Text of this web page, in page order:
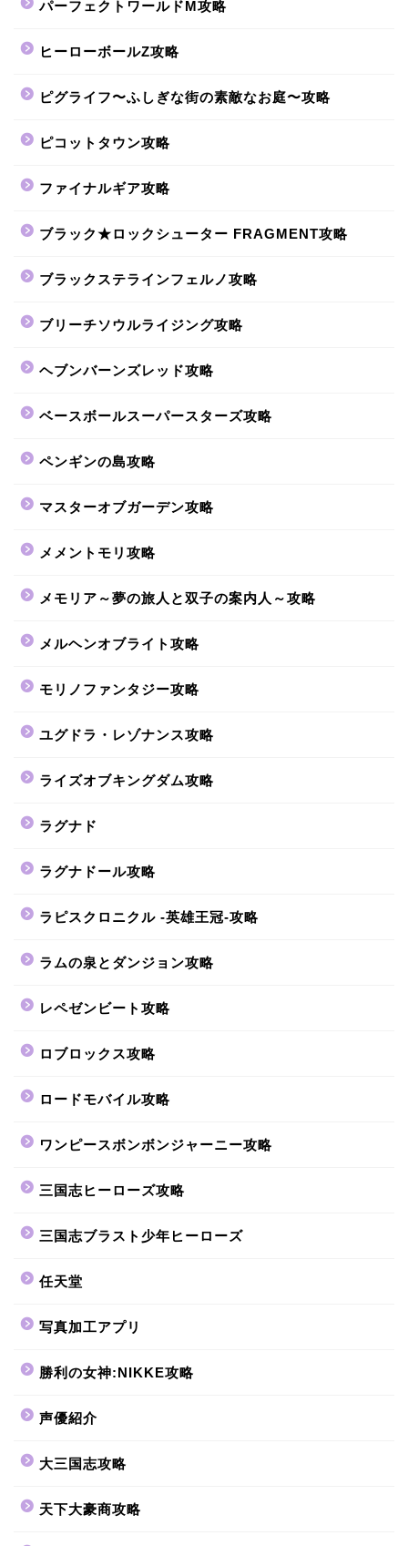
パーフェクトワールドM攻略
ヒーローボールZ攻略
ピグライフ〜ふしぎな街の素敵なお庭〜攻略
ピコットタウン攻略
ファイナルギア攻略
ブラック★ロックシューター FRAGMENT攻略
ブラックステラインフェルノ攻略
ブリーチソウルライジング攻略
ヘブンバーンズレッド攻略
ベースボールスーパースターズ攻略
ペンギンの島攻略
マスターオブガーデン攻略
メメントモリ攻略
メモリア～夢の旅人と双子の案内人～攻略
メルヘンオブライト攻略
モリノファンタジー攻略
ユグドラ・レゾナンス攻略
ライズオブキングダム攻略
ラグナド
ラグナドール攻略
ラピスクロニクル -英雄王冠-攻略
ラムの泉とダンジョン攻略
レペゼンビート攻略
ロブロックス攻略
ロードモバイル攻略
ワンピースボンボンジャーニー攻略
三国志ヒーローズ攻略
三国志ブラスト少年ヒーローズ
任天堂
写真加工アプリ
勝利の女神:NIKKE攻略
声優紹介
大三国志攻略
天下大豪商攻略